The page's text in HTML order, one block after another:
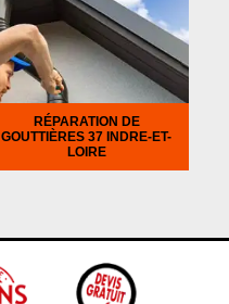
RÉPARATION DE
GOUTTIÈRES 37 INDRE-ET-
LOIRE